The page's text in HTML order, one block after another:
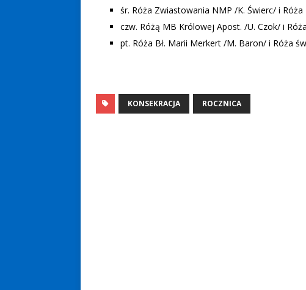
śr. Róża Zwiastowania NMP /K. Świerc/ i
czw. Różą MB Królowej Apost. /U. Czok/ i
pt. Róża Bł. Marii Merkert /M. Baron/ i Róża
KONSEKRACJA ROCZNICA